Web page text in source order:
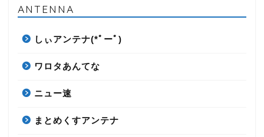
ANTENNA
しぃアンテナ(*ﾟーﾟ)
ワロタあんてな
ニュー速
まとめくすアンテナ